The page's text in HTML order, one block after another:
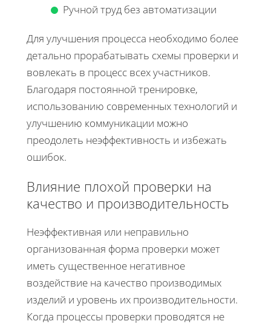
Ручной труд без автоматизации
Для улучшения процесса необходимо более
детально прорабатывать схемы проверки и
вовлекать в процесс всех участников.
Благодаря постоянной тренировке,
использованию современных технологий и
улучшению коммуникации можно
преодолеть неэффективность и избежать
ошибок.
Влияние плохой проверки на
качество и производительность
Неэффективная или неправильно
организованная форма проверки может
иметь существенное негативное
воздействие на качество производимых
изделий и уровень их производительности.
Когда процессы проверки проводятся не